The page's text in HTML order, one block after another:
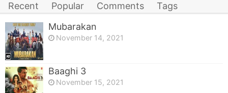
Recent Popular Comments
Tags
Mubarakan
November 14, 2021
Baaghi 3
November 15, 2021